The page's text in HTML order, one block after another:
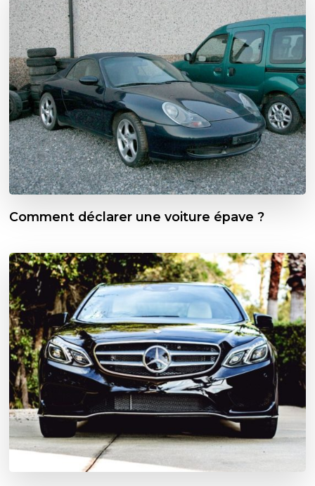
Comment déclarer une voiture épave ?